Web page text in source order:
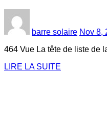
barre solaire Nov 8,
464 Vue La tête de liste de
LIRE LA SUITE